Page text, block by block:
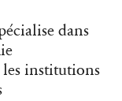
dans
les institutions